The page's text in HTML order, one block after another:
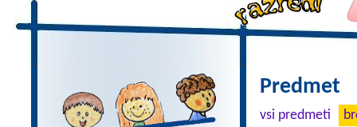
Predmet
vsi predmeti